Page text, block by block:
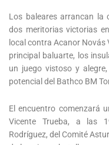
Los baleares arrancan la
dos meritorias victorias
local contra Acanor Novás
principal baluarte, los
un juego vistoso y
potencial del Bathco BM
El encuentro comenzará
Vicente Trueba, a las
Rodríguez, del Comité